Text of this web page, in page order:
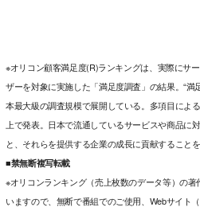
※オリコン顧客満足度(R)ランキングは、実際にサ
ザーを対象に実施した「満足度調査」の結果。“満
本最大級の調査規模で展開している。多項目によ
上で発表。日本で流通しているサービスや商品に
と、それらを提供する企業の成長に貢献することを
■禁無断複写転載
※オリコンランキング（売上枚数のデータ等）の
いますので、無断で番組でのご使用、Webサイト